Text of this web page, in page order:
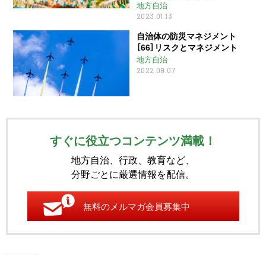
地方自治
2023.01.13
自治体の防災マネジメント
［66］リスクとマネジメント
地方自治
2022.09.07
すぐに役立つコンテンツ満載！
地方自治、行政、教育など、
分野ごとに厳選情報を配信。
無料のメルマガ会員募集中